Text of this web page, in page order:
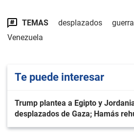
TEMAS desplazados guerra
Venezuela
Te puede interesar
Trump plantea a Egipto y
desplazados de Gaza; Hamás